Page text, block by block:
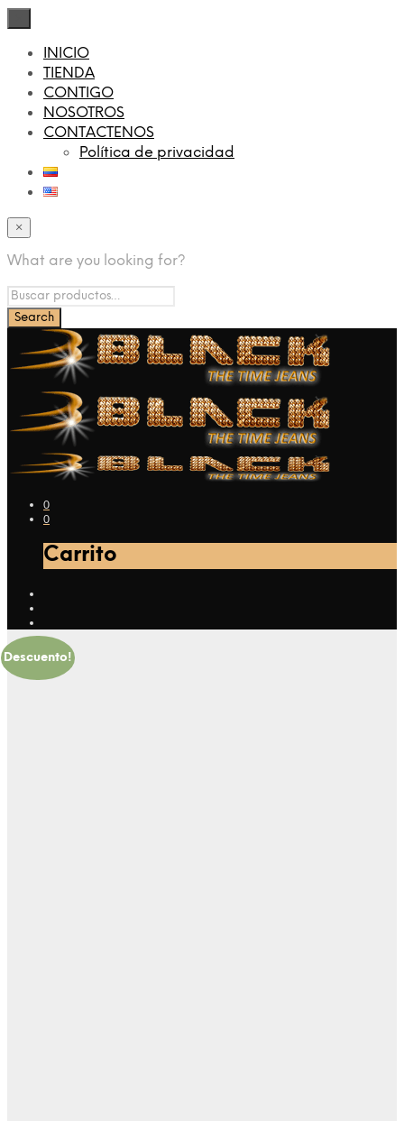
INICIO
TIENDA
CONTIGO
NOSOTROS
CONTACTENOS
Política de privacidad
×
What are you looking for?
0
0
Carrito
Descuento!